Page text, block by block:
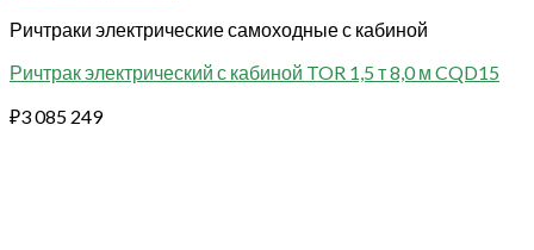
Ричтраки электрические самоходные с кабиной
Ричтрак электрический с кабиной TOR 1,5 т 8,0 м CQD15
₽3 085 249